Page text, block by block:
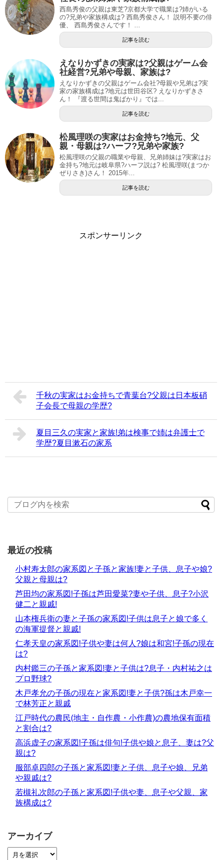
西島秀俊の父親は東芝?京都大学で職業は?姉がいる
の?兄弟や家族構成は? 西島秀俊さん！ 説明不要の俳
優、 西島秀俊さんです！ ...
記事を読む
えなりかずきの実家は?父親はゲーム会
社経営?兄弟や母親、家族は?
えなりかずきの父親はゲーム会社?母親や兄弟は?実
家の家族構成は?地元は世田谷区? えなりかずきさ
ん！ 『渡る世間は鬼ばかり』では...
記事を読む
松風理咲の実家はお金持ち?地元、父
親・母親は?ハーフ?兄弟や家族?
松風理咲の父親の職業や母親、兄弟姉妹は?実家はお
金持ち?地元は岐阜県?ハーフ説は? 松風理咲(まつか
ぜりさき)さん！ 2015年...
記事を読む
スポンサーリンク
千秋の実家はお金持ちで青葉台?父親は日本板硝
子会長で母親の学歴?
夏目三久の実家と家族!弟は検事で姉は弁護士で
学歴?夏目漱石の家系
最近の投稿
小村寿太郎の家系図と子孫と家族!妻と子供、息子や娘?
父親と母親は?
芦田均の家系図!子孫は芦田愛菜?妻や子供、息子?小沢
健二と親戚!
山本権兵衛の妻と子孫の家系図!子供は息子と娘で多く
の海軍提督と親戚!
仁孝天皇の家系図!子供や妻は何人?娘は和宮!子孫の現在
は?
内村鑑三の子孫と家系図!妻と子供は?息子・内村祐之は
プロ野球?
木戸孝允の子孫の現在と家系図!妻と子供?孫は木戸幸一
で林芳正と親戚
江戸時代の農民(地主・自作農・小作農)の農地保有面積
と割合は?
高浜虚子の家系図!子孫は俳句!子供や娘と息子、妻は?父
親は?
服部卓四郎の子孫と家系図!妻と子供、息子や娘、兄弟
や親戚は?
若槻礼次郎の子孫と家系図!子供や妻、息子や父親、家
族構成は?
アーカイブ